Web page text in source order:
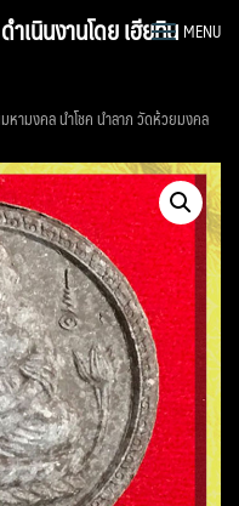
เนินงานโดย เฮียทิน MENU
หามงคล นำโชค นำลาภ วัดห้วยมงคล